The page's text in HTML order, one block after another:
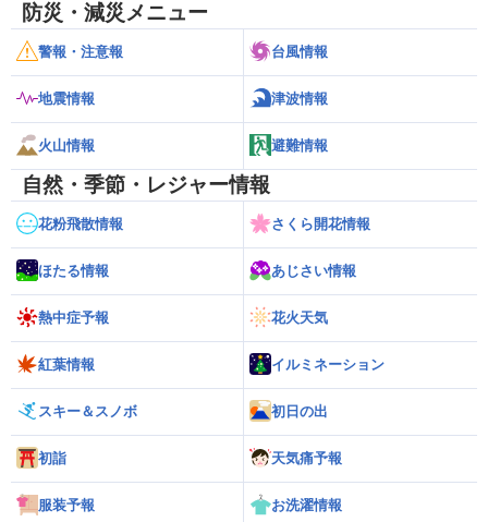
防災・減災メニュー
警報・注意報 台風情報
地震情報 津波情報
火山情報 避難情報
自然・季節・レジャー情報
花粉飛散情報 さくら開花情報
ほたる情報 あじさい情報
熱中症予報 花火天気
紅葉情報 イルミネーション
スキー＆スノボ 初日の出
初詣 天気痛予報
服装予報 お洗濯情報